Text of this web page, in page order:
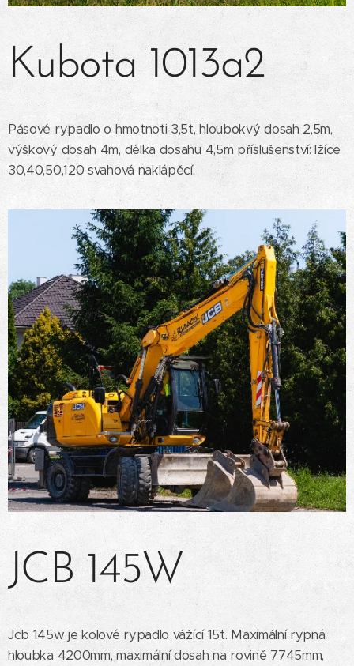
Kubota 1013a2
Pásové rypadlo o hmotnoti 3,5t, hloubokvý dosah 2,5m,
výškový dosah 4m, délka dosahu 4,5m příslušenství: lžíce
30,40,50,120 svahová naklápěcí.
JCB 145W
Jcb 145w je kolové rypadlo vážící 15t. Maximální rypná
hloubka 4200mm, maximální dosah na rovině 7745mm,